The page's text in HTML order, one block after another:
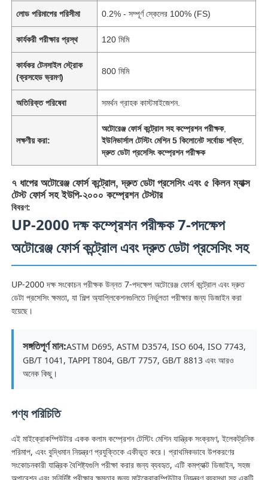
পণ্য
আমাদের সম্পর্কে
লোড পরিমাপের পরিসীমা 0.2% - সম্পূর্ণ স্কেলের 100% (FS)
কার্যকরী পরীক্ষার প্রস্থ 120 মিমি
কার্যকর টেনসাইল স্ট্রোক
(ক্রসহেড ভ্রমণ)
800 মিমি
অতিরিক্ত পরিষেবা সমর্থন গ্রাহক কাস্টমাইজেশন.
লক্ষণীয় করা:
অটোরেঞ্জ ফোর্স কন্ট্রোল সহ কম্প্রেশন পরীক্ষক,
ইউনিভার্সাল টেস্টিং মেশিন 5 কিলোনেট সর্বোচ্চ শক্তি,
দ্রুত ডেটা প্রসেসিং কম্প্রেশন পরীক্ষক
৭ ধাপের অটোরেঞ্জ ফোর্স কন্ট্রোল, দ্রুত ডেটা প্রসেসিং এবং ৫ কিলন ম্যাক্স
টেস্ট ফোর্স সহ ইউপি-২০০০ কম্প্রেশন টেস্টার
বিবরণ:
UP-2000 দক্ষ কম্প্রেশন পরীক্ষক 7-পদক্ষেপ
অটোরেঞ্জ ফোর্স কন্ট্রোল এবং দ্রুত ডেটা প্রসেসিং সহ
UP-2000 দক্ষ সংকোচন পরীক্ষক উন্নত 7-পদক্ষেপ অটোরেঞ্জ ফোর্স কন্ট্রোল এবং দ্রুত
ডেটা প্রসেসিং ক্ষমতা, যা শিল্প অ্যাপ্লিকেশনগুলিতে নির্ভুলতা পরীক্ষার জন্য ডিজাইন করা
হয়েছে।
সঙ্গতিপূর্ণ মান:ASTM D695, ASTM D3574, ISO 604, ISO 7743,
GB/T 1041, TAPPI T804, GB/T 7757, GB/T 8813 এবং আরও
অনেক কিছু।
পণ্য পরিচিতি
এই মাইক্রোকম্পিউটার একক কলাম কম্প্রেশন টেস্টিং মেশিন যান্ত্রিক সংক্রমণ, ইলেকট্রনিক
পরিমাপ, এবং বুদ্ধিমান নিয়ন্ত্রণ প্রযুক্তিকে একীভূত করে। প্রাথমিকভাবে উপকরণের
সংকোচনকারী যান্ত্রিক বৈশিষ্ট্যগুলি পরীক্ষা করার জন্য ব্যবহৃত, এটি কমপ্যাক্ট ডিজাইন, সহজ
অপারেশন এবং সুনির্দিষ্ট পরীক্ষার ক্ষমতার জন্য মাইক্রোকম্পিউটার নিয়ন্ত্রণ ব্যবস্থা সহ একটি